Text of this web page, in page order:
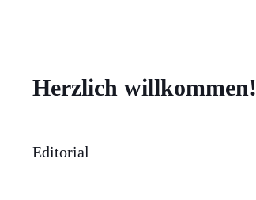
Herzlich willkommen!
Editorial